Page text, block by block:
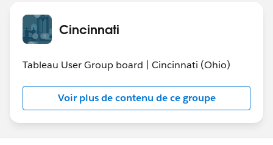
Cincinnati
Tableau User Group board | Cincinnati (Ohio)
Voir plus de contenu de ce groupe